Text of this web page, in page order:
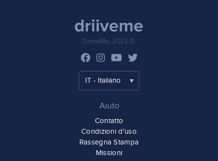
DriiveMe, 2022 ©
Aiuto
Contatto
Condizioni d'uso
Rassegna Stampa
Missioni